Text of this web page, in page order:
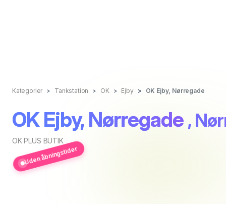
Kategorier Tankstation OK Ejby OK Ejby, Nørregade
OK Ejby, Nørregade ,
OK PLUS BUTIK
Uden åbningstider